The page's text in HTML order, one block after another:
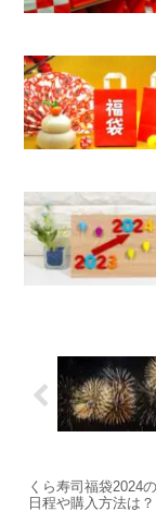
くら寿司福袋2024
日程や購入方法は？